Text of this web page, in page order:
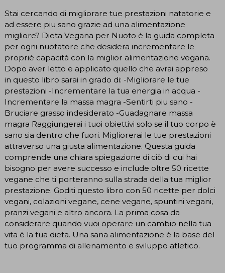
Stai cercando di migliorare tue prestazioni natatorie e
ad essere piu sano grazie ad una alimentazione
migliore? Dieta Vegana per Nuoto è la guida completa
per ogni nuotatore che desidera incrementare le
propriè capacità con la miglior alimentazione vegana.
Dopo aver letto e applicato quello che avrai appreso
in questo libro sarai in grado di: -Migliorare le tue
prestazioni -Incrementare la tua energia in acqua -
Incrementare la massa magra -Sentirti piu sano -
Bruciare grasso indesiderato -Guadagnare massa
magra Raggiungerai i tuoi obiettivi solo se il tuo corpo è
sano sia dentro che fuori. Migliorerai le tue prestazioni
attraverso una giusta alimentazione. Questa guida
comprende una chiara spiegazione di ciò di cui hai
bisogno per avere successo e include oltre 50 ricette
vegane che ti porteranno sulla strada della tua miglior
prestazione. Goditi questo libro con 50 ricette per dolci
vegani, colazioni vegane, cene vegane, spuntini vegani,
pranzi vegani e altro ancora. La prima cosa da
considerare quando vuoi operare un cambio nella tua
vita è la tua dieta. Una sana alimentazione è la base del
tuo programma di allenamento e sviluppo atletico.